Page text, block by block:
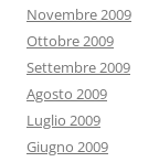
Novembre 2009
Ottobre 2009
Settembre 2009
Agosto 2009
Luglio 2009
Giugno 2009